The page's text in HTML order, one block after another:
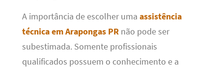
A importância de escolher uma assistência
técnica em Arapongas PRnão pode ser
subestimada. Somente profissionais
qualificados possuem o conhecimento e a